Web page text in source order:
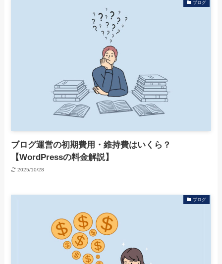
ブログ
ブログ運営の初期費用・維持費はいくら？
【WordPressの料金解説】
2025/10/28
ブログ